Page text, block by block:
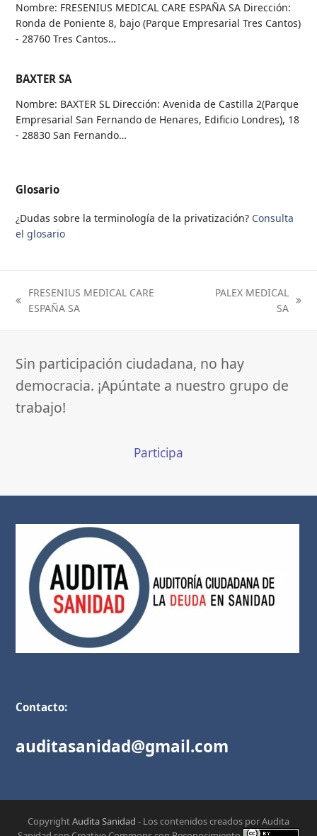
Nombre: FRESENIUS MEDICAL CARE ESPAÑA SA Dirección:
Ronda de Poniente 8, bajo (Parque Empresarial Tres Cantos)
- 28760 Tres Cantos…
BAXTER SA
Nombre: BAXTER SL Dirección: Avenida de Castilla 2(Parque
Empresarial San Fernando de Henares, Edificio Londres), 18
- 28830 San Fernando…
Glosario
¿Dudas sobre la terminología de la privatización? Consulta
el glosario
previous
FRESENIUS MEDICAL CARE
ESPAÑA SA
PALEX MEDICAL
SA
Sin participación ciudadana, no hay
democracia. ¡Apúntate a nuestro grupo de
trabajo!
Participa
Contacto:
auditasanidad@gmail.com
CopyrightAudita Sanidad - Los contenidos creados por Audita